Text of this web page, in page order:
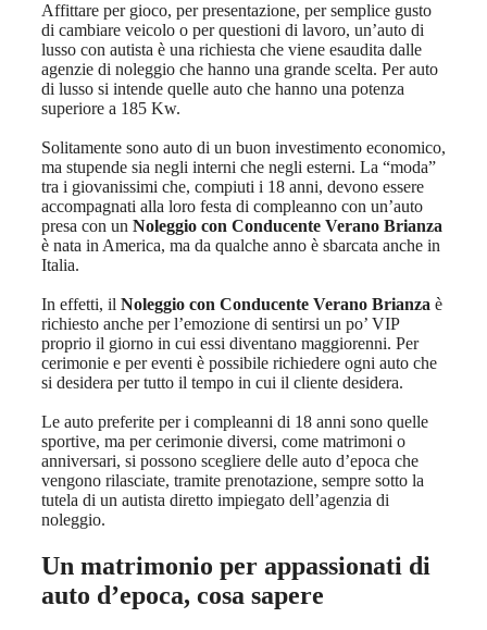
Affittare per gioco, per presentazione, per semplice gusto
di cambiare veicolo o per questioni di lavoro, un’auto di
lusso con autista è una richiesta che viene esaudita dalle
agenzie di noleggio che hanno una grande scelta. Per auto
di lusso si intende quelle auto che hanno una potenza
superiore a 185 Kw.
Solitamente sono auto di un buon investimento economico,
ma stupende sia negli interni che negli esterni. La “moda”
tra i giovanissimi che, compiuti i 18 anni, devono essere
accompagnati alla loro festa di compleanno con un’auto
presa con un Noleggio con Conducente Verano Brianza
è nata in America, ma da qualche anno è sbarcata anche in
Italia.
In effetti, il Noleggio con Conducente Verano Brianza è
richiesto anche per l’emozione di sentirsi un po’ VIP
proprio il giorno in cui essi diventano maggiorenni. Per
cerimonie e per eventi è possibile richiedere ogni auto che
si desidera per tutto il tempo in cui il cliente desidera.
Le auto preferite per i compleanni di 18 anni sono quelle
sportive, ma per cerimonie diversi, come matrimoni o
anniversari, si possono scegliere delle auto d’epoca che
vengono rilasciate, tramite prenotazione, sempre sotto la
tutela di un autista diretto impiegato dell’agenzia di
noleggio.
Un matrimonio per appassionati di
auto d’epoca, cosa sapere